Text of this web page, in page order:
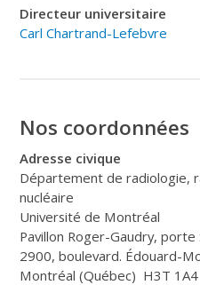
Directeur universitaire
Carl Chartrand-Lefebvre
Nos coordonnées
Adresse civique
Département de radiologie,
nucléaire
Université de Montréal
Pavillon Roger-Gaudry, porte
2900, boulevard. Édouard-
Montréal (Québec) H3T 1A4